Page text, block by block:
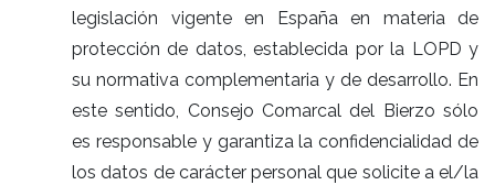
legislación vigente en España en materia de
protección de datos, establecida por la LOPD y
su normativa complementaria y de desarrollo. En
este sentido, Consejo Comarcal del Bierzo sólo
es responsable y garantiza la confidencialidad de
los datos de carácter personal que solicite a el/la